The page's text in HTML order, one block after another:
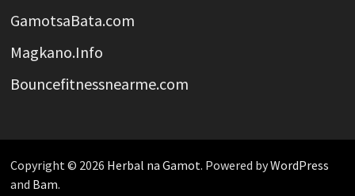
GamotsaBata.com
Magkano.Info
Bouncefitnessnearme.com
Copyright © 2026 Herbal na Gamot. Powered byWordPress
and Bam.